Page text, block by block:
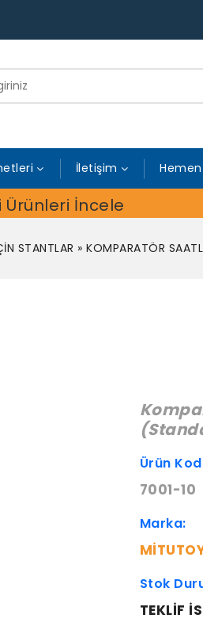
İletişim
Ürünleri İncele
STANTLAR »KOMPARATÖR
Ürün
7001-10
Marka:
Stok
TEKLIF